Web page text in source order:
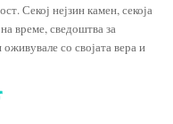
Секој нејзин камен, секоја
време, сведоштва за
со својата вера и